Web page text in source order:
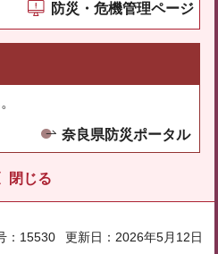
防災・危機管理ページ
奈良県防災ポータル
閉じる
：15530 更新日：2026年5月12日